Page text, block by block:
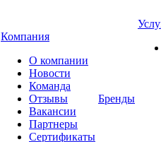
Компания
О компании
Новости
Команда
Отзывы
Вакансии
Партнеры
Сертификаты
Бренды